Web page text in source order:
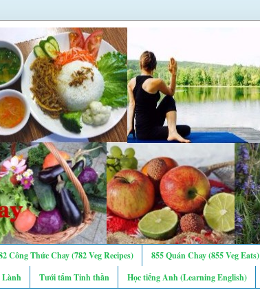
Công Thức Chay (782 Veg Recipes) 855 Quán Chay (855 Veg Eats)
Lành Tưới tẩm Tinh thần Học tiếng Anh (Learning English)